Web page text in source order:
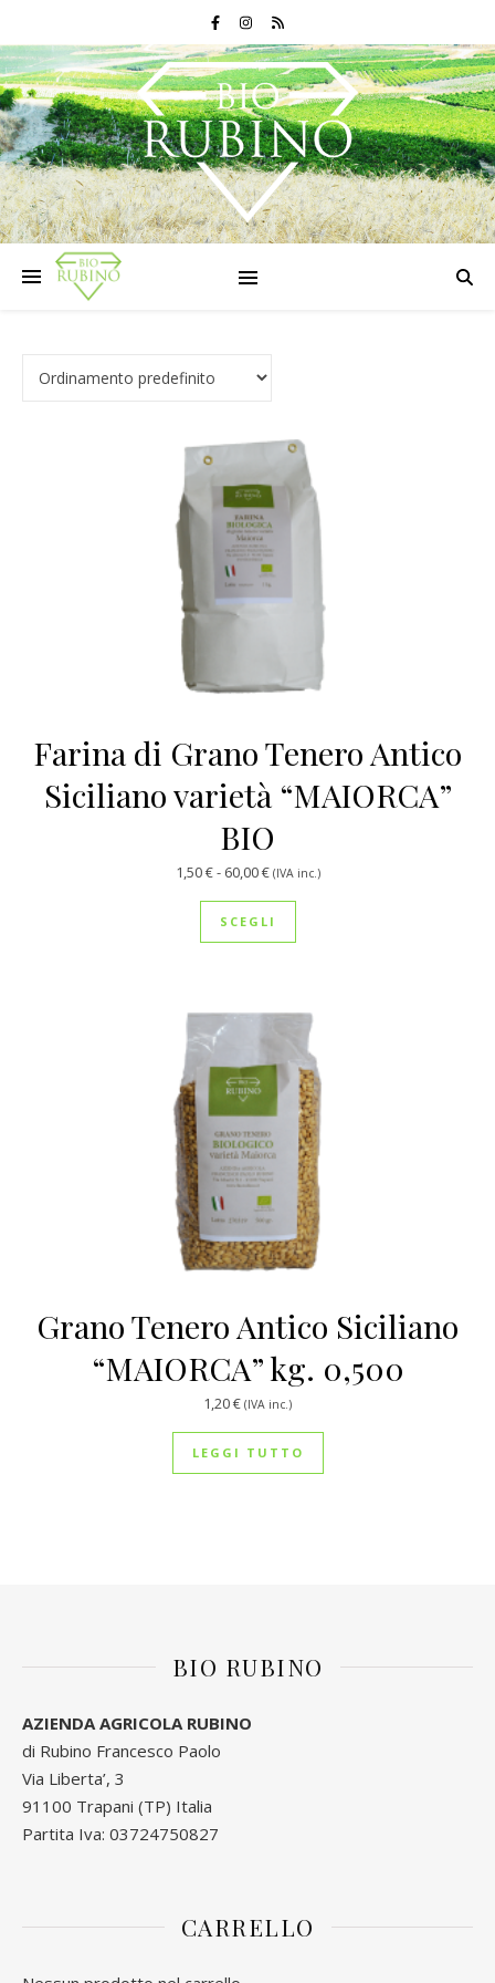
Farina di Grano Tenero Antico
Siciliano varietà “MAIORCA”
BIO
1,50€- 60,00€Fascia di prezzo: da 1,50 € a 60,00
(IVA inc.)
SCEGLI
Grano Tenero Antico Siciliano
“MAIORCA” kg. 0,500
1,20€ (IVA inc.)
LEGGI TUTTO
BIO RUBINO
AZIENDA AGRICOLA RUBINO
di Rubino Francesco Paolo
Via Liberta’, 3
91100 Trapani (TP) Italia
Partita Iva: 03724750827
CARRELLO